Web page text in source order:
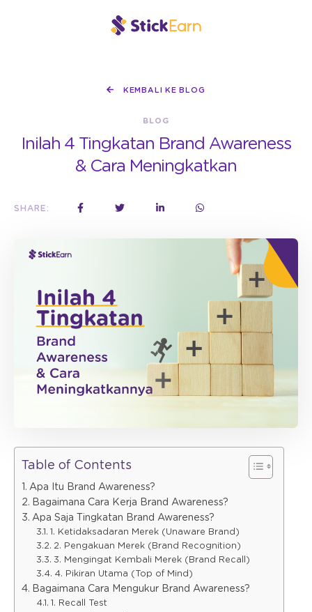
KEMBALI KE BLOG
BLOG
Inilah 4 Tingkatan Brand Awareness
& Cara Meningkatkan
SHARE:
Table of Contents
Apa Itu Brand Awareness?
Bagaimana Cara Kerja Brand Awareness?
Apa Saja Tingkatan Brand Awareness?
1. Ketidaksadaran Merek (Unaware Brand)
2. Pengakuan Merek (Brand Recognition)
3. Mengingat Kembali Merek (Brand Recall)
4. Pikiran Utama (Top of Mind)
Bagaimana Cara Mengukur Brand Awareness?
1. Recall Test